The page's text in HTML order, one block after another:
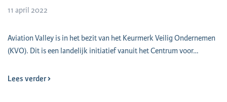
11 april 2022
​Aviation Valley is in het bezit van het Keurmerk Veilig Ondernemen
(KVO). Dit is een landelijk initiatief vanuit het Centrum voor…
Lees verder